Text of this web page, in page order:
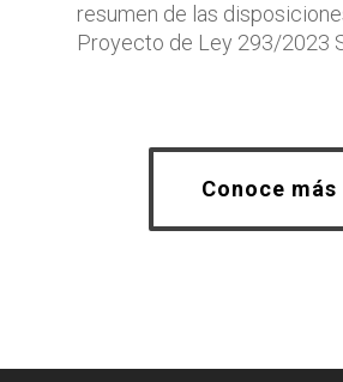
resumen de las
Proyecto de Ley 293/2023
Conoce más